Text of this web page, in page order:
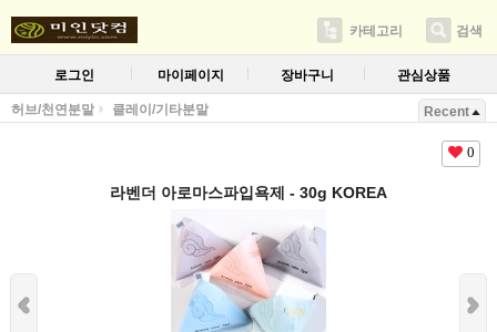
카테고리 검색
로그인 마이페이지 장바구니 관심상품
허브/천연분말 클레이/기타분말 Recent
0
라벤더 아로마스파입욕제 - 30g KOREA